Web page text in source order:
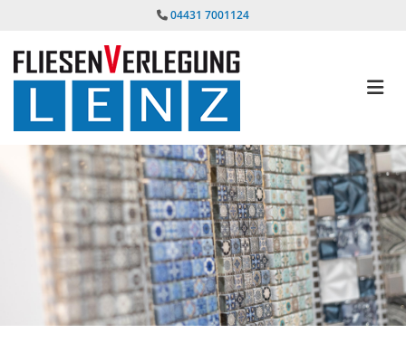
 04431 7001124